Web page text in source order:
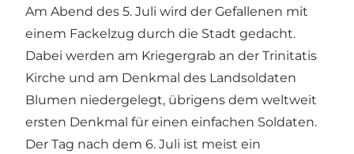
Am Abend des 5. Juli wird der Gefallenen mit
einem Fackelzug durch die Stadt gedacht.
Dabei werden am Kriegergrab an der Trinitatis
Kirche und am Denkmal des Landsoldaten
Blumen niedergelegt, übrigens dem weltweit
ersten Denkmal für einen einfachen Soldaten.
Der Tag nach dem 6. Juli ist meist ein